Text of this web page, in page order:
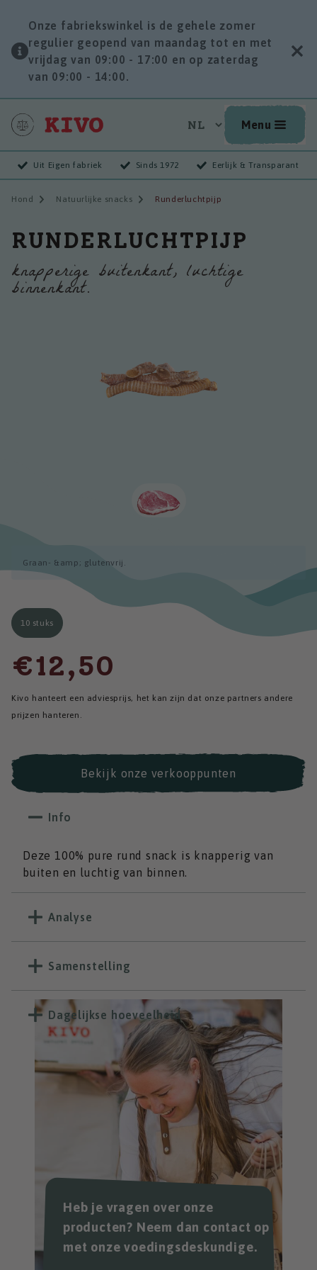
Onze fabriekswinkel is de gehele zomer
regulier geopend van maandag tot en met
vrijdag van 09:00 - 17:00 en op zaterdag
van 09:00 - 14:00.
Menu
Uit Eigen fabriek Sinds 1972 Eerlijk & Transparant
Hond Natuurlijke snacks Runderluchtpijp
RUNDERLUCHTPIJP
knapperige buitenkant, luchtige
binnenkant.
Graan- &amp; glutenvrij.
10 stuks
€12,50
Kivo hanteert een adviesprijs, het kan zijn dat onze partners andere
prijzen hanteren.
Bekijk onze verkooppunten
Info
Deze 100% pure rund snack is knapperig van
buiten en luchtig van binnen.
Analyse
Samenstelling
Dagelijkse hoeveelheid
Heb je vragen over onze
producten? Neem dan contact op
met onze voedingsdeskundige.